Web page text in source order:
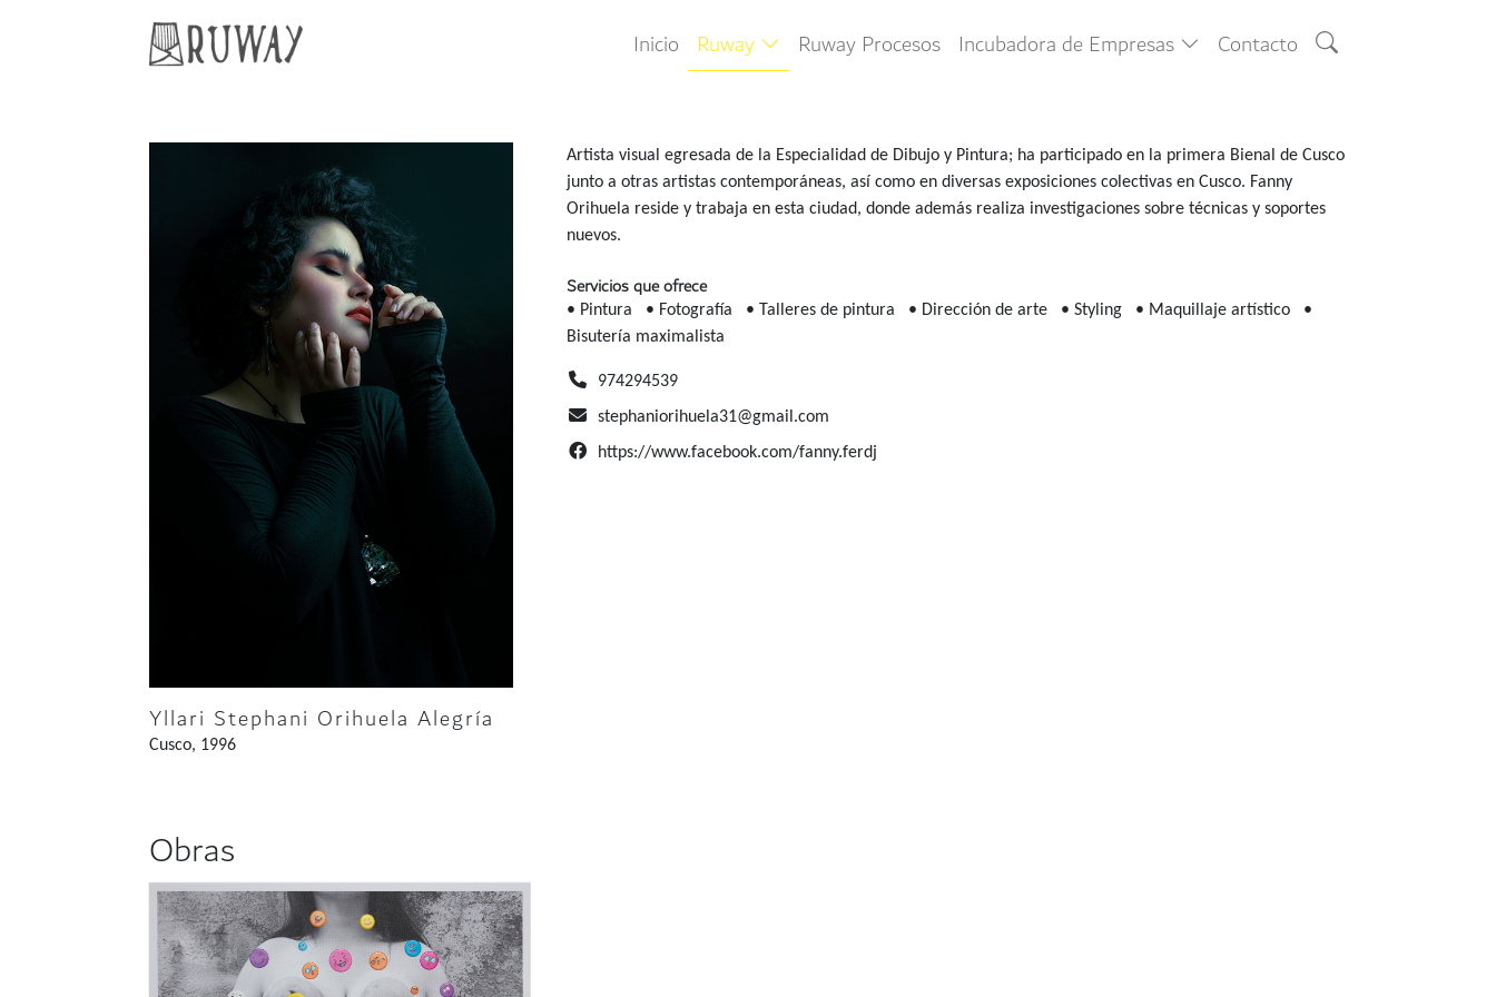
Inicio Ruway Ruway Procesos Incubadora de Empresas Contacto
Yllari Stephani Orihuela Alegría
Cusco, 1996
Artista visual egresada de la Especialidad de Dibujo y Pintura; ha participado en la primera Bienal de Cusco
junto a otras artistas contemporáneas, así como en diversas exposiciones colectivas en Cusco. Fanny
Orihuela reside y trabaja en esta ciudad, donde además realiza investigaciones sobre técnicas y soportes
nuevos.
Servicios que ofrece
• Pintura • Fotografía • Talleres de pintura • Dirección de arte • Styling • Maquillaje artístico
•
Bisutería maximalista
974294539
stephaniorihuela31@gmail.com
https://www.facebook.com/fanny.ferdj
Obras